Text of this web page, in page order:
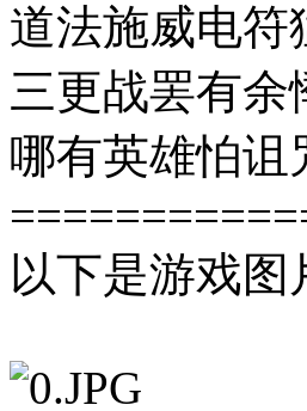
道法施威电
三更战罢有
哪有英雄怕
以下是游戏图